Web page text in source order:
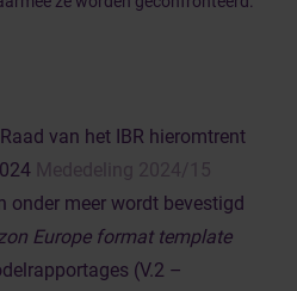
van het IBR hieromtrent
Mededeling 2024/15
onder meer wordt bevestigd
Europe format template
(V.2 –